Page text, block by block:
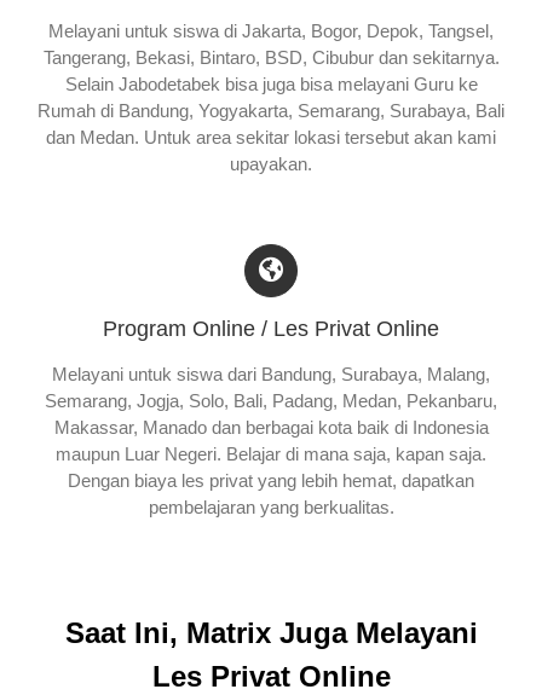
Melayani untuk siswa di Jakarta, Bogor, Depok, Tangsel,
Tangerang, Bekasi, Bintaro, BSD, Cibubur dan sekitarnya.
Selain Jabodetabek bisa juga bisa melayani Guru ke
Rumah di Bandung, Yogyakarta, Semarang, Surabaya, Bali
dan Medan. Untuk area sekitar lokasi tersebut akan kami
upayakan.
Program Online / Les Privat Online
Melayani untuk siswa dari Bandung, Surabaya, Malang,
Semarang, Jogja, Solo, Bali, Padang, Medan, Pekanbaru,
Makassar, Manado dan berbagai kota baik di Indonesia
maupun Luar Negeri. Belajar di mana saja, kapan saja.
Dengan biaya les privat yang lebih hemat, dapatkan
pembelajaran yang berkualitas.
Saat Ini, Matrix Juga Melayani
Les Privat Online